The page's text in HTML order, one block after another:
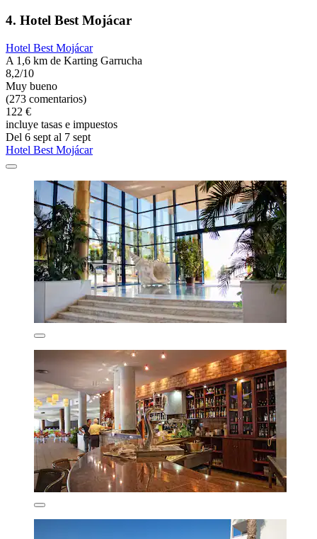
4. Hotel Best Mojácar
Hotel Best Mojácar
A 1,6 km de Karting Garrucha
8,2/10
Muy bueno
(273 comentarios)
122 €
incluye tasas e impuestos
Del 6 sept al 7 sept
Hotel Best Mojácar